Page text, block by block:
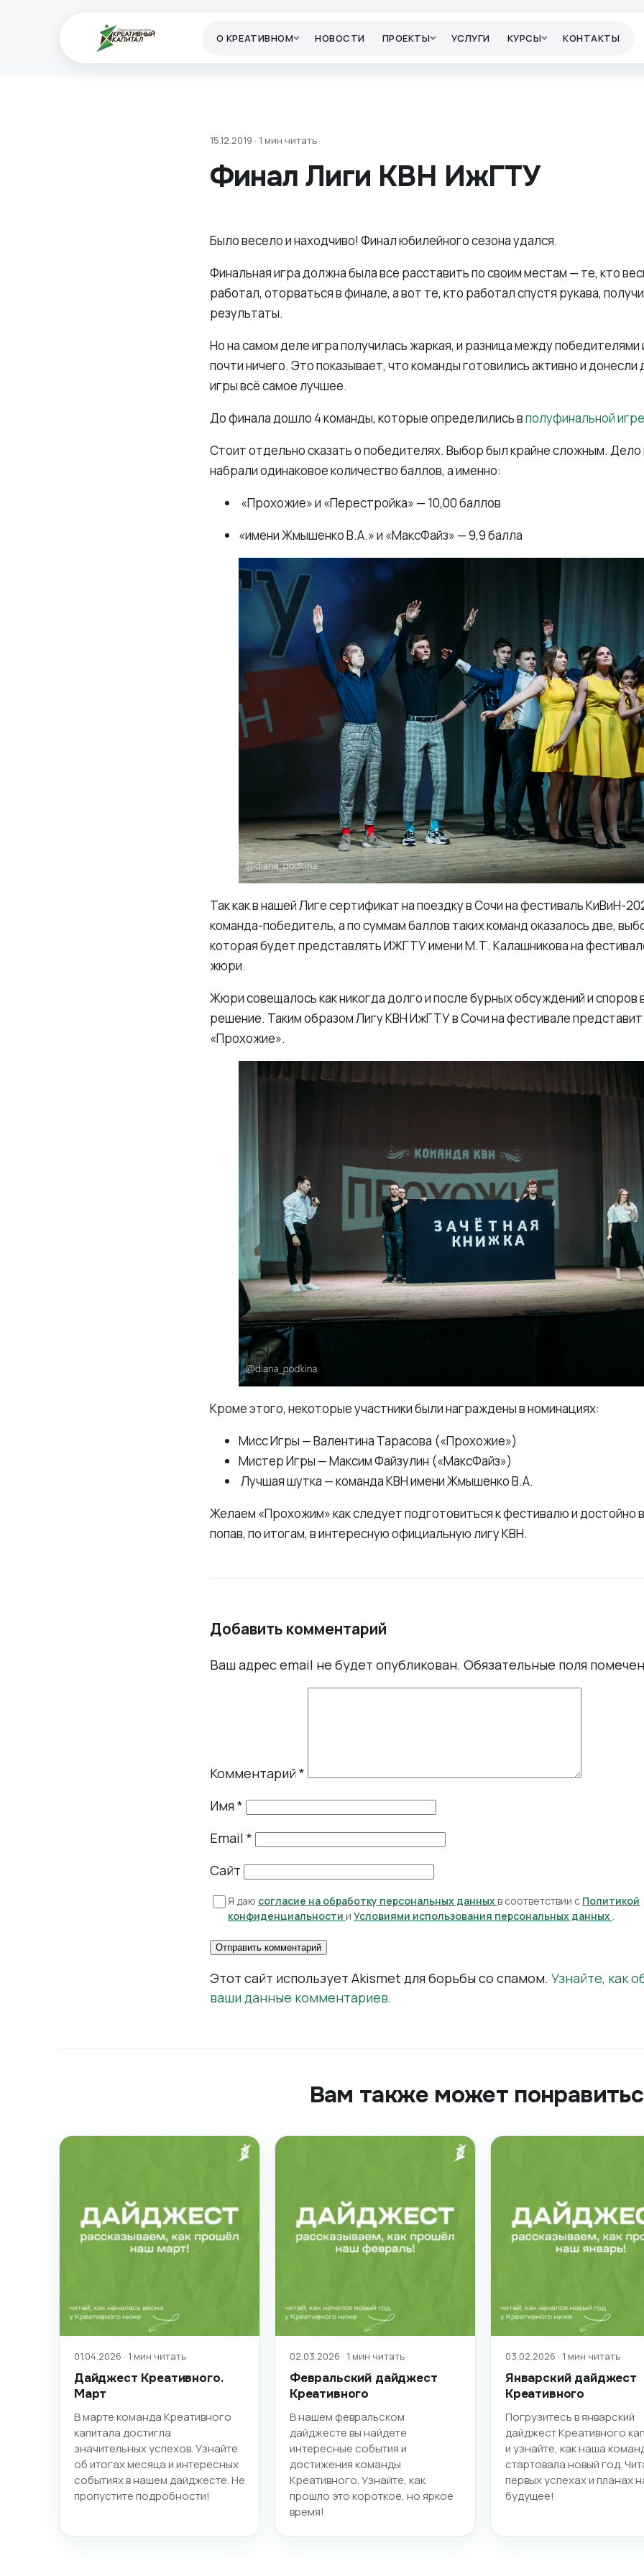
О КРЕАТИВНОМ НОВОСТИ ПРОЕКТЫ УСЛУГИ КУРСЫ КОНТАКТЫ
15.12.2019 · 1 мин читать
Финал Лиги КВН ИжГТУ
Было весело и находчиво! Финал юбилейного сезона удался.
Финальная игра должна была все расставить по своим местам — те, кто
работал, оторваться в финале, а вот те, кто работал спустя рукава,
результаты.
Но на самом деле игра получилась жаркая, и разница между победителями
почти ничего. Это показывает, что команды готовились активно и
игры всё самое лучшее.
До финала дошло 4 команды, которые определились вполуфинальной
Стоит отдельно сказать о победителях. Выбор был крайне сложным.
набрали одинаковое количество баллов, а именно:
«Прохожие» и «Перестройка» — 10,00 баллов
«имени Жмышенко В.А.» и «МаксФайз» — 9,9 балла
Так как в нашей Лиге сертификат на поездку в Сочи на фестиваль КиВиН-
команда-победитель, а по суммам баллов таких команд оказалось две,
которая будет представлять ИЖГТУ имени М.Т. Калашникова на
жюри.
Жюри совещалось как никогда долго и после бурных обсуждений и споров
решение. Таким образом Лигу КВН ИжГТУ в Сочи на фестивале
«Прохожие».
Кроме этого, некоторые участники были награждены в номинациях:
Мисс Игры — Валентина Тарасова («Прохожие»)
Мистер Игры — Максим Файзулин («МаксФайз»)
Лучшая шутка — команда КВН имени Жмышенко В.А.
Желаем «Прохожим» как следует подготовиться к фестивалю и достойно
попав, по итогам, в интересную официальную лигу КВН.
Добавить комментарий
Ваш адрес email не будет опубликован. Обязательные поля
Комментарий*
Имя*
Email *
Сайт
Я даю согласие на обработку персональных данных в соответствии с Политикой
конфиденциальности и Условиями использования персональных данных .
Этот сайт использует Akismet для борьбы со спамом. Узнайте, как
ваши данные комментариев.
Вам также может
01.04.2026 · 1 мин читать
Дайджест Креативного.
Март
В марте команда Креативного
капитала достигла
значительных успехов. Узнайте
об итогах месяца и интересных
событиях в нашем дайджесте. Не
пропустите подробности!
02.03.2026 · 1 мин читать
Февральский дайджест
Креативного
В нашем февральском
дайджесте вы найдете
интересные события и
достижения команды
Креативного. Узнайте, как
прошло это короткое, но яркое
время!
03.02.2026 · 1 мин читать
Январский дайджест
Креативного
Погрузитесь в январский
дайджест Креативного
и узнайте, как наша
стартовала новый год.
первых успехах и планах
будущее!